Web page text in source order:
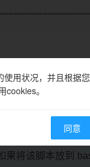
将该脚本放到
用状况，并且根据您
cookies。
同意